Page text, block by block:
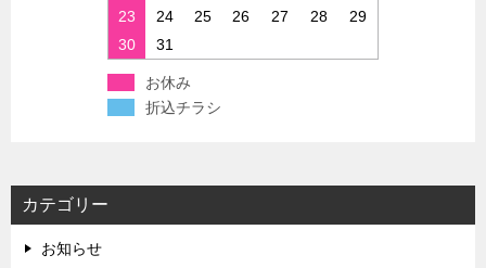
23
24 25 26 27 28
29
30
31
お休み
折込チラシ
カテゴリー
お知らせ